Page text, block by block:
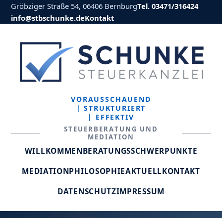
Gröbziger Straße 54, 06406 BernburgTel. 03471/316424
info@stbschunke.deKontakt
VORAUSSCHAUEND
| STRUKTURIERT
| EFFEKTIV
STEUERBERATUNG UND
MEDIATION
WILLKOMMENBERATUNGSSCHWERPUNKTE
MEDIATIONPHILOSOPHIEAKTUELLKONTAKT
DATENSCHUTZIMPRESSUM